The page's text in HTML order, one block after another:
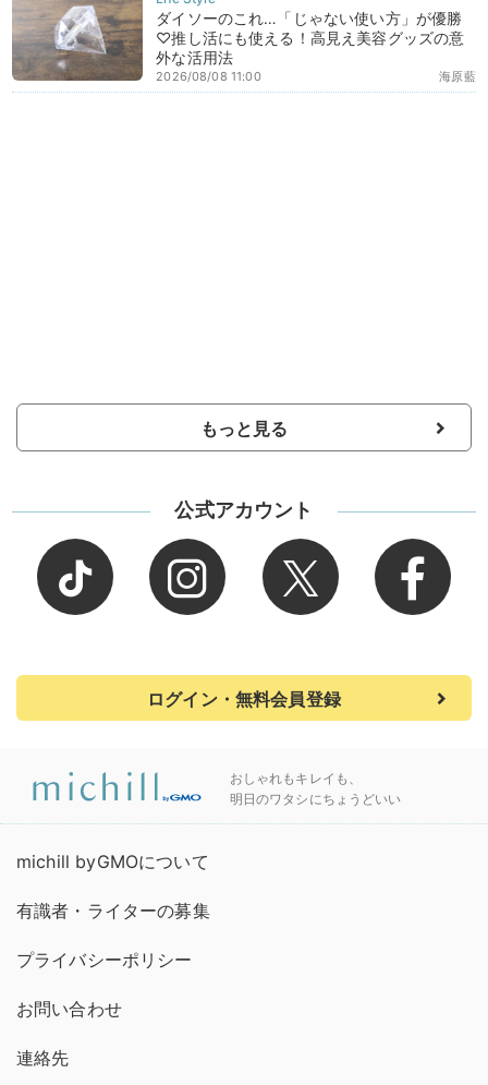
ダイソーのこれ…「じゃない使い方」が優勝
♡推し活にも使える！高見え美容グッズの意
外な活用法
海原藍
2026/08/08 11:00
もっと見る
公式アカウント
ログイン・無料会員登録
おしゃれもキレイも、
明日のワタシにちょうどいい
michill byGMOについて
有識者・ライターの募集
プライバシーポリシー
お問い合わせ
連絡先